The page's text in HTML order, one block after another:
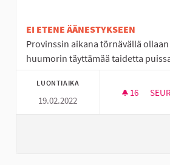
EI ETENE ÄÄNESTYKSEEN
Provinssin aikana törnävällä
huumorin täyttämää taidetta
LUONTIAIKA
19.02.2022
16 16